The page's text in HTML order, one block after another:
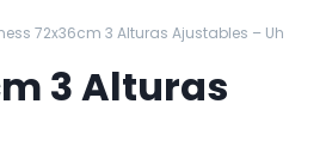
72x36cm 3 Alturas Ajustables – Uh
3 Alturas